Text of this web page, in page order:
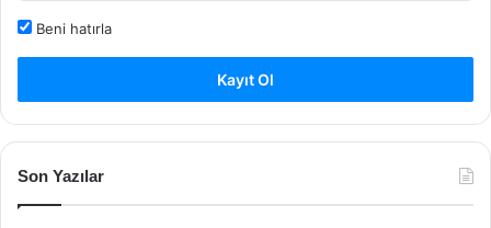
Beni hatırla
Kayıt Ol
Son Yazılar